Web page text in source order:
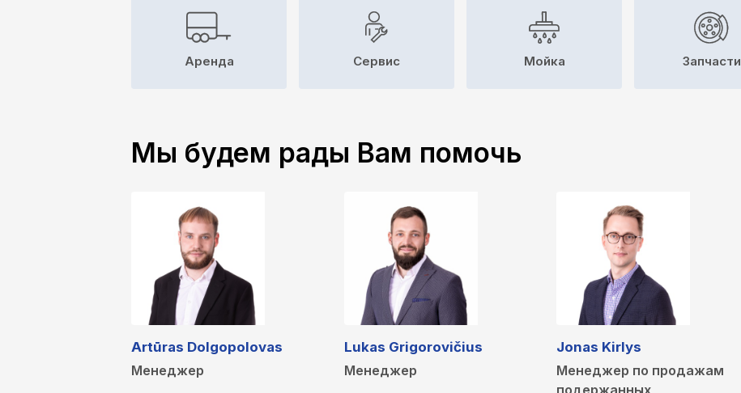
Аренда Cервис Мойка Запчасти
Мы будем рады Вам помочь
Artūras Dolgopolovas
Менеджер
Lukas Grigorovičius
Менеджер
Jonas Kirlys
Менеджер по продажам
подержанных